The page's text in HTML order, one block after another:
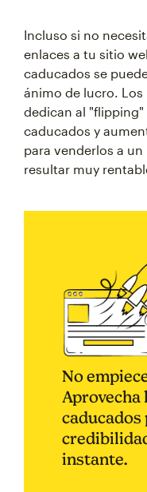
Incluso si no
enlaces a tu sitio
caducados se
ánimo de lucro.
dedican al
caducados y
para venderlos a
resultar muy
No
Aprovecha
caducados
instante.